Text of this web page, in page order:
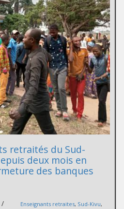
retraités du Sud-
deux mois en
des banques
/ Enseignants retraites, Sud-Kivu,